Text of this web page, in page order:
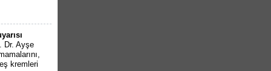
Dr. Ayşe
kremleri